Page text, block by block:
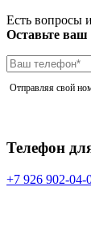
Есть вопросы
Оставьте
Отправляя свой
Телефон
+7 926 902-04-